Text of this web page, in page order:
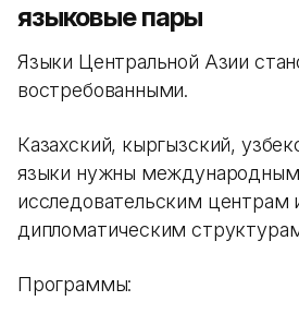
языковые пары
Языки Центральной Азии
востребованными.
Казахский, кыргызский,
языки нужны международным
исследовательским центрам
дипломатическим
Программы: